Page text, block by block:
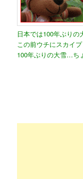
日本では100年ぶりの
この前ウチにスカイ
100年ぶりの大雪…ち